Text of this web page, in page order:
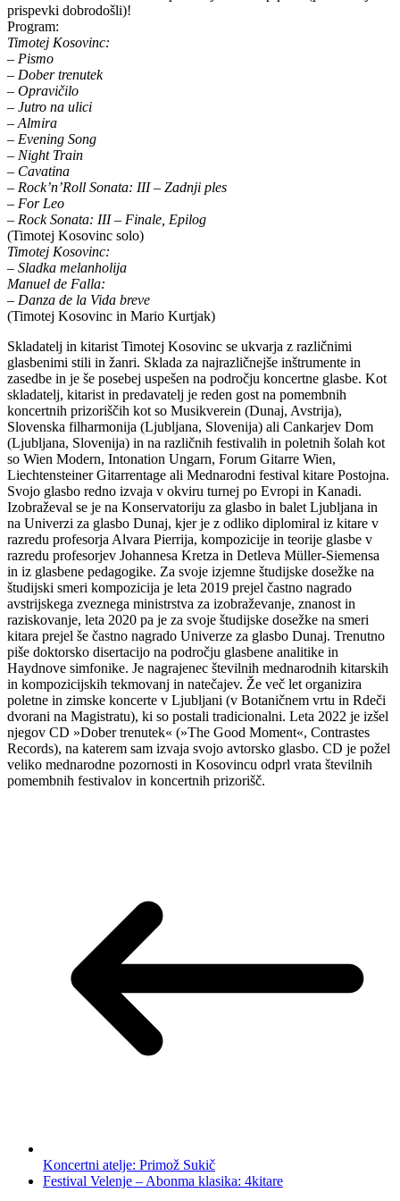
prispevki dobrodošli)!
Program:
Timotej Kosovinc:
– Pismo
– Dober trenutek
– Opravičilo
– Jutro na ulici
– Almira
– Evening Song
– Night Train
– Cavatina
– Rock’n’Roll Sonata: III – Zadnji ples
– For Leo
– Rock Sonata: III – Finale, Epilog
(Timotej Kosovinc solo)
Timotej Kosovinc:
– Sladka melanholija
Manuel de Falla:
– Danza de la Vida breve
(Timotej Kosovinc in Mario Kurtjak)
Skladatelj in kitarist Timotej Kosovinc se ukvarja z različnimi
glasbenimi stili in žanri. Sklada za najrazličnejše inštrumente in
zasedbe in je še posebej uspešen na področju koncertne glasbe. Kot
skladatelj, kitarist in predavatelj je reden gost na pomembnih
koncertnih prizoriščih kot so Musikverein (Dunaj, Avstrija),
Slovenska filharmonija (Ljubljana, Slovenija) ali Cankarjev Dom
(Ljubljana, Slovenija) in na različnih festivalih in poletnih šolah kot
so Wien Modern, Intonation Ungarn, Forum Gitarre Wien,
Liechtensteiner Gitarrentage ali Mednarodni festival kitare Postojna.
Svojo glasbo redno izvaja v okviru turnej po Evropi in Kanadi.
Izobraževal se je na Konservatoriju za glasbo in balet Ljubljana in
na Univerzi za glasbo Dunaj, kjer je z odliko diplomiral iz kitare v
razredu profesorja Alvara Pierrija, kompozicije in teorije glasbe v
razredu profesorjev Johannesa Kretza in Detleva Müller-Siemensa
in iz glasbene pedagogike. Za svoje izjemne študijske dosežke na
študijski smeri kompozicija je leta 2019 prejel častno nagrado
avstrijskega zveznega ministrstva za izobraževanje, znanost in
raziskovanje, leta 2020 pa je za svoje študijske dosežke na smeri
kitara prejel še častno nagrado Univerze za glasbo Dunaj. Trenutno
piše doktorsko disertacijo na področju glasbene analitike in
Haydnove simfonike. Je nagrajenec številnih mednarodnih kitarskih
in kompozicijskih tekmovanj in natečajev. Že več let organizira
poletne in zimske koncerte v Ljubljani (v Botaničnem vrtu in Rdeči
dvorani na Magistratu), ki so postali tradicionalni. Leta 2022 je izšel
njegov CD »Dober trenutek« (»The Good Moment«, Contrastes
Records), na katerem sam izvaja svojo avtorsko glasbo. CD je požel
veliko mednarodne pozornosti in Kosovincu odprl vrata številnih
pomembnih festivalov in koncertnih prizorišč.
Koncertni atelje: Primož Sukič
Festival Velenje – Abonma klasika: 4kitare